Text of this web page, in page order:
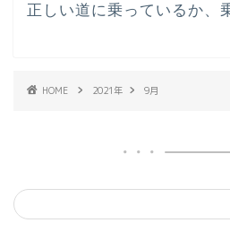
正しい道に乗っているか、
HOME 2021年 9月